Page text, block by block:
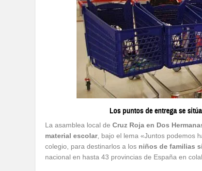
Los puntos de entrega se
La asamblea local de Cruz Roja en Dos
material escolar, bajo el lema «Juntos podemos
colegio, para destinarlos a los niños de familias
nacional en hasta 43 provincias de España en